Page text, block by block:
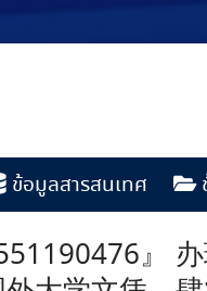
ข้อมูลสารสนเทศ
』